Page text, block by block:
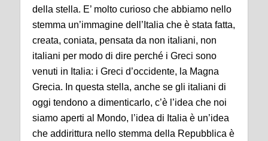
della stella. E’ molto curioso che abbiamo nello
stemma un’immagine dell’Italia che è stata fatta,
creata, coniata, pensata da non italiani, non
italiani per modo di dire perché i Greci sono
venuti in Italia: i Greci d’occidente, la Magna
Grecia. In questa stella, anche se gli italiani di
oggi tendono a dimenticarlo, c’è l’idea che noi
siamo aperti al Mondo, l’idea di Italia è un’idea
che addirittura nello stemma della Repubblica è